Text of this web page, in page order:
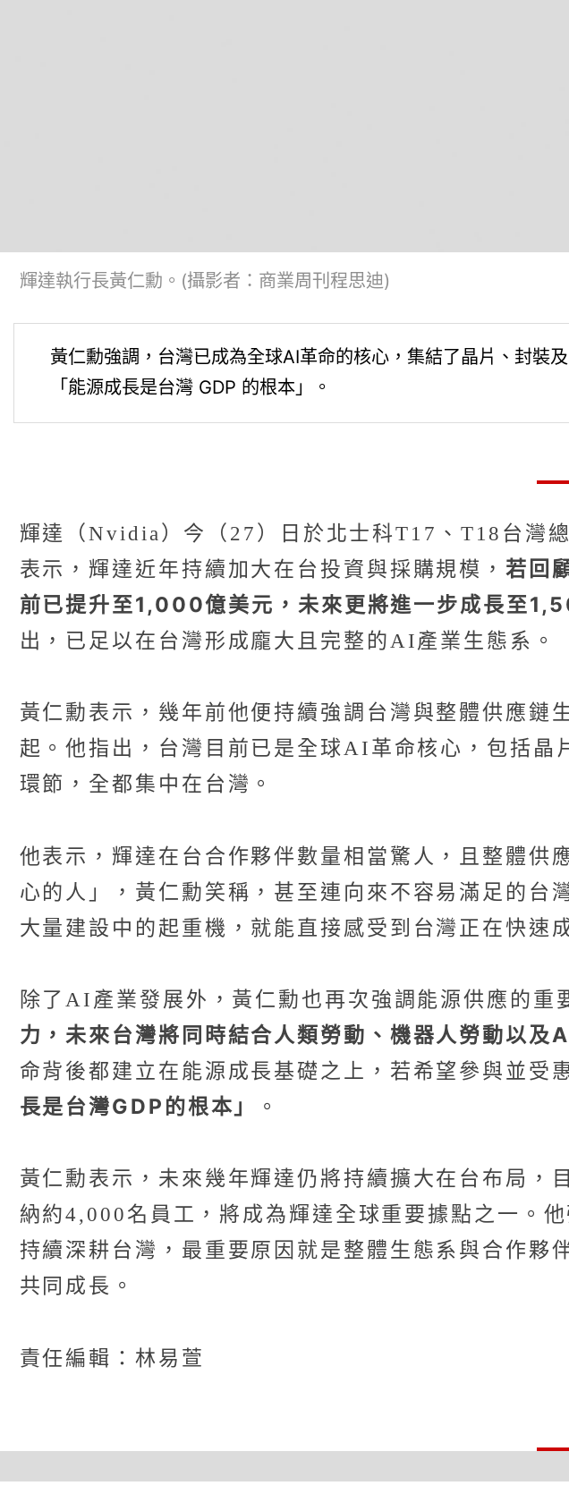
輝達執行長黃仁勳。(攝影者：商業周刊程思迪)
黃仁勳強調，台灣已成為全球AI革命的核心，集結了晶片、封裝
「能源成長是台灣 GDP 的根本」。
輝達（Nvidia）今（27）日於北士科T17、T18台灣
表示，輝達近年持續加大在台投資與採購規模，若回
前已提升至1,000億美元，未來更將進一步成長至
出，已足以在台灣形成龐大且完整的AI產業生態系。
黃仁勳表示，幾年前他便持續強調台灣與整體供應
起。他指出，台灣目前已是全球AI革命核心，包括
環節，全都集中在台灣。
他表示，輝達在台合作夥伴數量相當驚人，且整體
心的人」，黃仁勳笑稱，甚至連向來不容易滿足的台
大量建設中的起重機，就能直接感受到台灣正在快速
除了AI產業發展外，黃仁勳也再次強調能源供應的重
力，未來台灣將同時結合人類勞動、機器人勞動以及
命背後都建立在能源成長基礎之上，若希望參與並受
長是台灣GDP的根本」
。
黃仁勳表示，未來幾年輝達仍將持續擴大在台布局
納約4,000名員工，將成為輝達全球重要據點之一。
持續深耕台灣，最重要原因就是整體生態系與合作夥
共同成長。
責任編輯：林易萱